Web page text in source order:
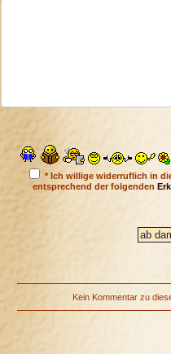
* Ich willige widerruflich in
entsprechend der folgenden
Kein Kommentar zu